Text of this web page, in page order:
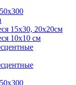
15х30, 20х20см
10х10 см